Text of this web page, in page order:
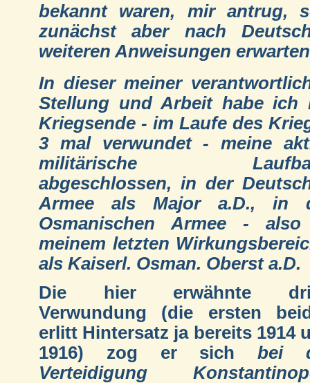
bekannt waren, mir antrug,
zunächst aber nach
weiteren Anweisungen
In dieser meiner
Stellung und Arbeit habe ich
Kriegsende - im Laufe des
3 mal verwundet - meine
militärische
abgeschlossen, in der
Armee als Major a.D., in
Osmanischen Armee -
meinem letzten
als Kaiserl. Osman. Oberst a.D.
Die hier erwähnte
Verwundung (die ersten
erlitt Hintersatz ja bereits 1914
1916) zog er sichbei
Verteidigung